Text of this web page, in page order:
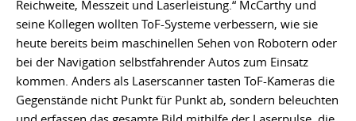
Reichweite, Messzeit und Laserleistung.“ McCarthy und
seine Kollegen wollten ToF-Systeme verbessern, wie sie
heute bereits beim maschinellen Sehen von Robotern oder
bei der Navigation selbstfahrender Autos zum Einsatz
kommen. Anders als Laserscanner tasten ToF-Kameras die
Gegenstände nicht Punkt für Punkt ab, sondern beleuchten